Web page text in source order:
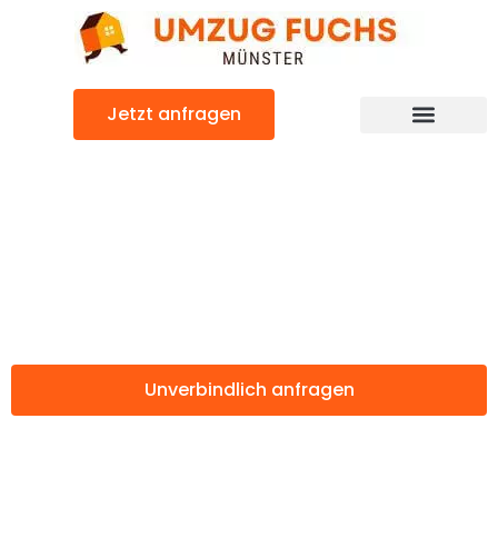
Jetzt anfragen
Unverbindlich anfragen